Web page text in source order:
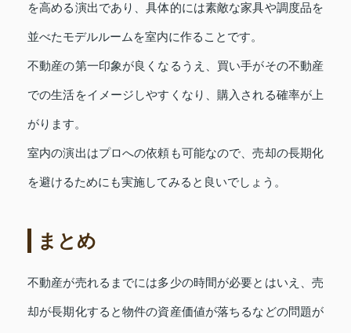
を高める演出であり、具体的には素敵な家具や調度品を
並べたモデルルームを室内に作ることです。
不動産の第一印象が良くなるうえ、買い手がその不動産
での生活をイメージしやすくなり、購入される確率が上
がります。
室内の演出はプロへの依頼も可能なので、売却の長期化
を避けるためにも実施してみると良いでしょう。
まとめ
不動産が売れるまでには多少の時間が必要とはいえ、売
却が長期化すると物件の資産価値が落ちるなどの問題が